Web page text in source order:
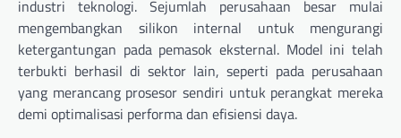
industri teknologi. Sejumlah perusahaan besar mulai
mengembangkan silikon internal untuk mengurangi
ketergantungan pada pemasok eksternal. Model ini telah
terbukti berhasil di sektor lain, seperti pada perusahaan
yang merancang prosesor sendiri untuk perangkat mereka
demi optimalisasi performa dan efisiensi daya.